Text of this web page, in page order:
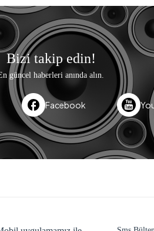
Bizi takip edin!
güncel haberleri anında alın.
Facebook